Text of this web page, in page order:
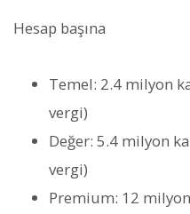
Hesap başına
Temel: 2.4 milyon
vergi)
Değer: 5.4 milyon
vergi)
Premium: 12